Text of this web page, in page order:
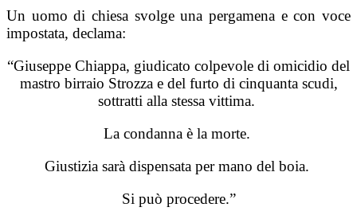
Un uomo di chiesa svolge una pergamena e con voce
impostata, declama:
“Giuseppe Chiappa, giudicato colpevole di omicidio del
mastro birraio Strozza e del furto di cinquanta scudi,
sottratti alla stessa vittima.
La condanna è la morte.
Giustizia sarà dispensata per mano del boia.
Si può procedere.”